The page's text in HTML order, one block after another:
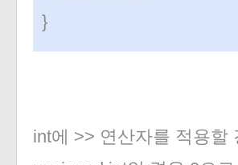
}
int에 >> 연산자를 적용할